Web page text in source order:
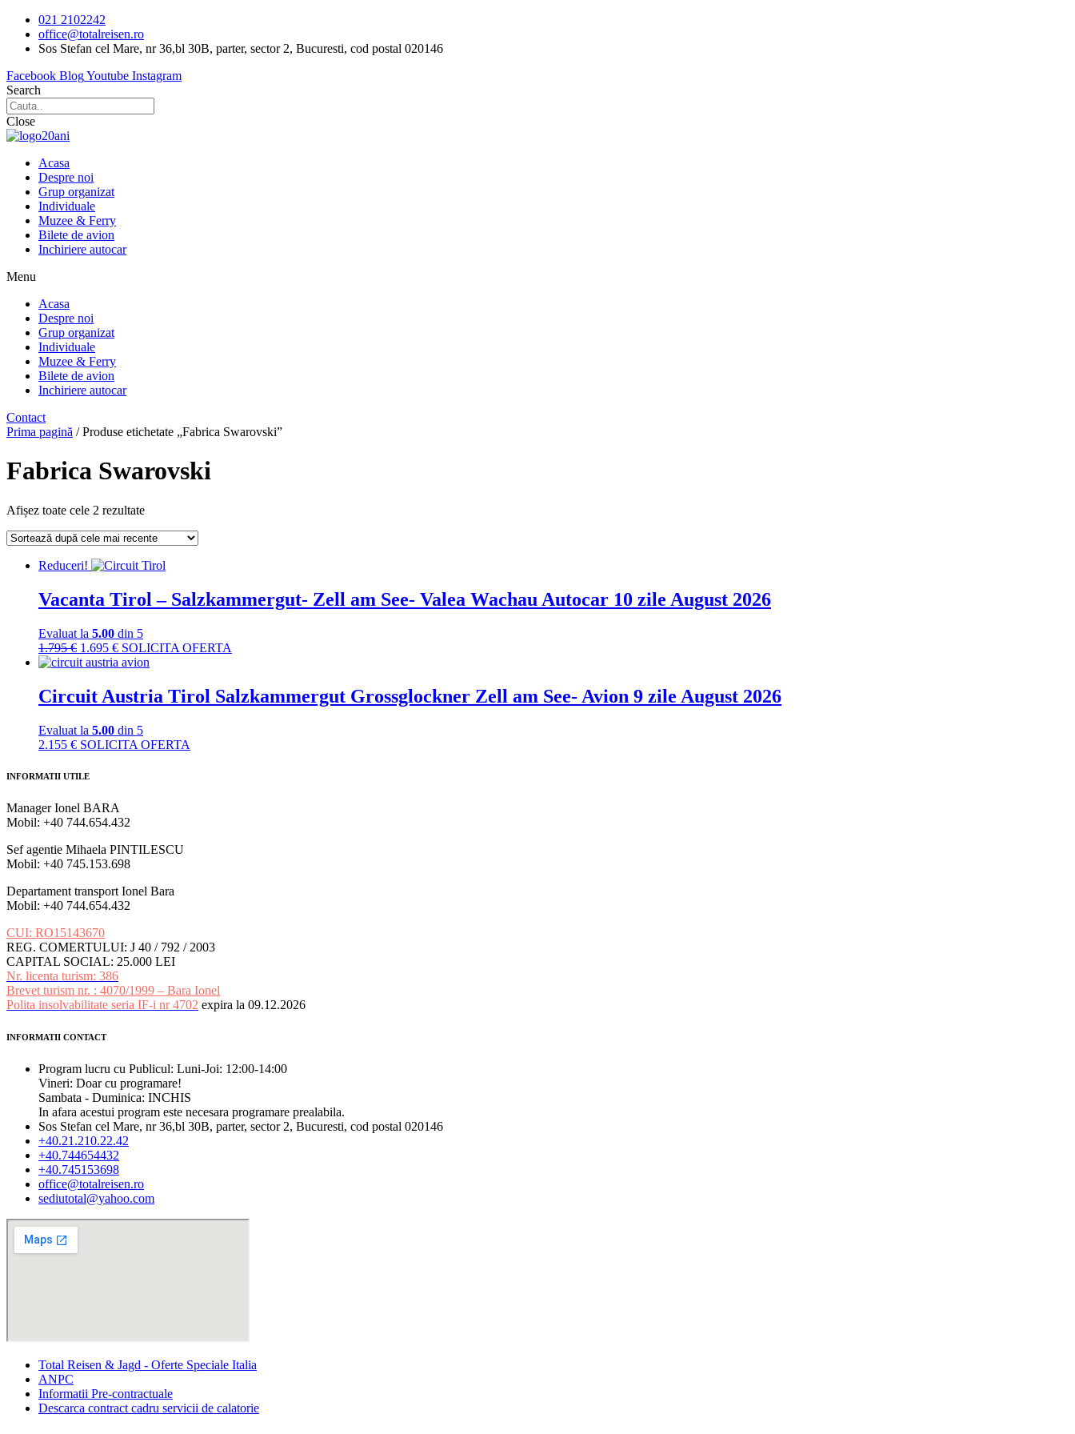
conținut
021 2102242
office@totalreisen.ro
Sos Stefan cel Mare, nr 36,bl 30B, parter, sector 2, Bucuresti, cod postal 020146
Facebook BlogYoutube Instagram
Search
Close
Acasa
Despre noi
Grup organizat
Individuale
Muzee & Ferry
Bilete de avion
Inchiriere autocar
Menu
Acasa
Despre noi
Grup organizat
Individuale
Muzee & Ferry
Bilete de avion
Inchiriere autocar
Contact
Prima pagină / Produse etichetate „Fabrica Swarovski”
Fabrica Swarovski
Afișez toate cele 2 rezultateSortat
cele
recente
Reduceri!
Vacanta Tirol – Salzkammergut- Zell am See- Valea Wachau Autocar 10 zile August 2026
Evaluat la 5.00 din 5
1.795€ Prețul
inițial
fost:
1.795 €.
1.695 €Prețul
curent
1.695 €.
SOLICITA OFERTA
Circuit Austria Tirol Salzkammergut Grossglockner Zell am See- Avion 9 zile August 2026
Evaluat la 5.00 din 5
2.155 € SOLICITA OFERTA
INFORMATII UTILE
Manager Ionel BARA
Mobil: +40 744.654.432
Sef agentie Mihaela PINTILESCU
Mobil: +40 745.153.698
Departament transport Ionel Bara
Mobil: +40 744.654.432
CUI: RO15143670
REG. COMERTULUI: J 40 / 792 / 2003
CAPITAL SOCIAL: 25.000 LEI
Nr. licenta turism: 386
Brevet turism nr. : 4070/1999 – Bara Ionel
Polita insolvabilitate seria IF-i nr 4702 expira la 09.12.2026
INFORMATII CONTACT
Program lucru cu Publicul: Luni-Joi: 12:00-14:00
Vineri: Doar cu programare!
Sambata - Duminica: INCHIS
In afara acestui program este necesara programare prealabila.
Sos Stefan cel Mare, nr 36,bl 30B, parter, sector 2, Bucuresti, cod postal 020146
+40.21.210.22.42
+40.744654432
+40.745153698
office@totalreisen.ro
sediutotal@yahoo.com
Total Reisen & Jagd - Oferte Speciale Italia
ANPC
Informatii Pre-contractuale
Descarca contract cadru servicii de calatorie